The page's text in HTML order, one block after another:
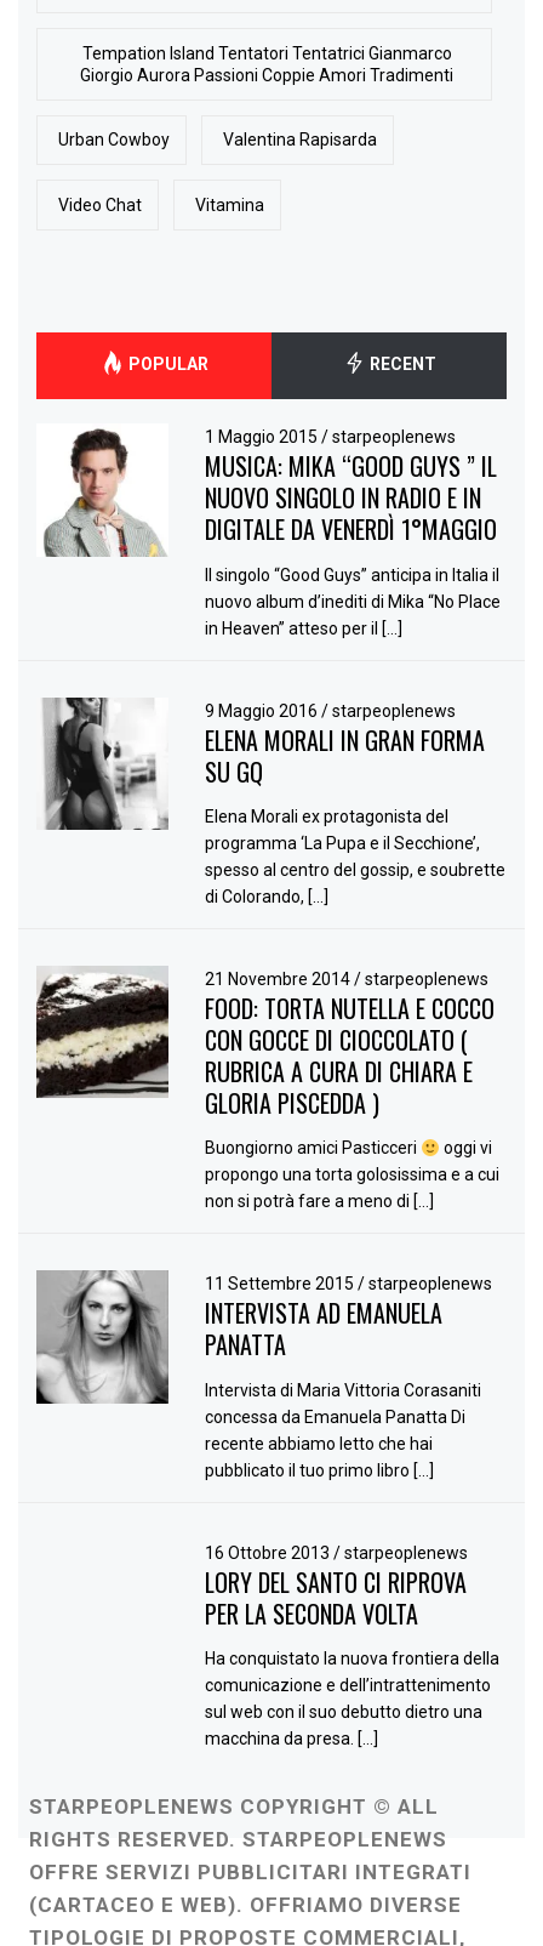
Tempation Island Tentatori Tentatrici Gianmarco
Giorgio Aurora Passioni Coppie Amori Tradimenti
Urban Cowboy Valentina Rapisarda
Video Chat Vitamina
POPULAR RECENT
1 Maggio 2015/ starpeoplenews
MUSICA: MIKA “GOOD GUYS ” IL
NUOVO SINGOLO IN RADIO E IN
DIGITALE DA VENERDÌ 1°MAGGIO
Il singolo “Good Guys” anticipa in Italia il
nuovo album d’inediti di Mika “No Place
in Heaven” atteso per il […]
9 Maggio 2016/ starpeoplenews
ELENA MORALI IN GRAN FORMA
SU GQ
Elena Morali ex protagonista del
programma ‘La Pupa e il Secchione’,
spesso al centro del gossip, e soubrette
di Colorando, […]
21 Novembre 2014/ starpeoplenews
FOOD: TORTA NUTELLA E COCCO
CON GOCCE DI CIOCCOLATO (
RUBRICA A CURA DI CHIARA E
GLORIA PISCEDDA )
Buongiorno amici Pasticceri
oggi vi
propongo una torta golosissima e a cui
non si potrà fare a meno di […]
11 Settembre 2015/ starpeoplenews
INTERVISTA AD EMANUELA
PANATTA
Intervista di Maria Vittoria Corasaniti
concessa da Emanuela Panatta Di
recente abbiamo letto che hai
pubblicato il tuo primo libro […]
16 Ottobre 2013/ starpeoplenews
LORY DEL SANTO CI RIPROVA
PER LA SECONDA VOLTA
Ha conquistato la nuova frontiera della
comunicazione e dell’intrattenimento
sul web con il suo debutto dietro una
macchina da presa. […]
STARPEOPLENEWS COPYRIGHT © ALL
RIGHTS RESERVED. STARPEOPLENEWS
OFFRE SERVIZI PUBBLICITARI INTEGRATI
(CARTACEO E WEB). OFFRIAMO DIVERSE
TIPOLOGIE DI PROPOSTE COMMERCIALI,